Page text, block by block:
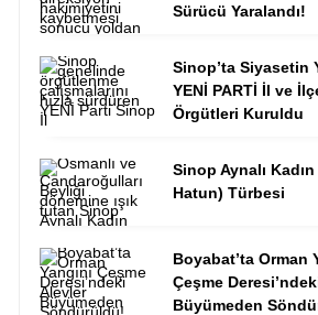
Sürücü Yaralandı!
Sinop’ta Siyasetin
YENİ PARTİ İl ve
Örgütleri Kuruldu
Sinop Aynalı
Hatun) Türbesi
Boyabat’ta Orman
Çeşme
Büyümeden